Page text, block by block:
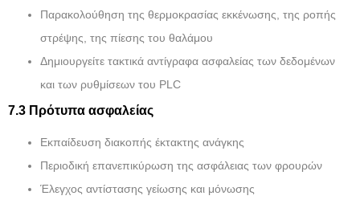
Παρακολούθηση της θερμοκρασίας εκκένωσης, της ροπής
στρέψης, της πίεσης του θαλάμου
Δημιουργείτε τακτικά αντίγραφα ασφαλείας των δεδομένων
και των ρυθμίσεων του PLC
7.3 Πρότυπα ασφαλείας
Εκπαίδευση διακοπής έκτακτης ανάγκης
Περιοδική επανεπικύρωση της ασφάλειας των φρουρών
Έλεγχος αντίστασης γείωσης και μόνωσης